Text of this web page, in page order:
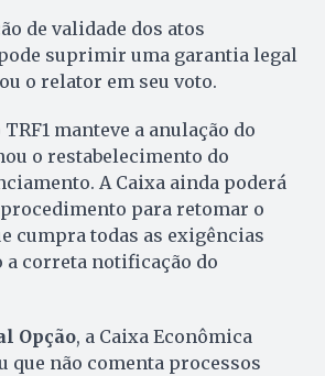
de validade dos atos
suprimir uma garantia legal
o relator em seu voto.
manteve a anulação do
o restabelecimento do
A Caixa ainda poderá
para retomar o
cumpra todas as exigências
correta notificação do
Opção, a Caixa Econômica
que não comenta processos